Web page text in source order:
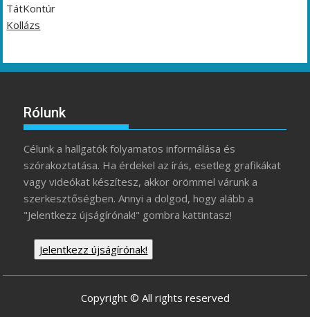
TátKontúr
Kollázs
Rólunk
Célunk a hallgatók folyamatos informálása és
szórakoztatása. Ha érdekel az írás, esetleg grafikákat
vagy videókat készítesz, akkor örömmel várunk a
szerkesztőségben. Annyi a dolgod, hogy alább a
"Jelentkezz újságírónak!" gombra kattintasz!
Jelentkezz újságírónak!
Copyright © All rights reserved